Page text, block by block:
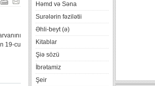
19-cu
Həmd və Səna
Surələrin fəzilətii
Əhli-beyt (ə)
Kitablar
Şiə sözü
İbrətamiz
Şeir